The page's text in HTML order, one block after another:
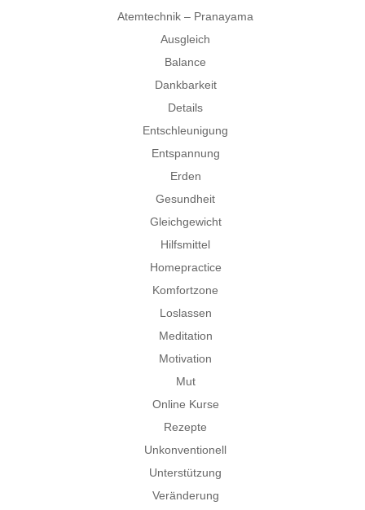
Atemtechnik – Pranayama
Ausgleich
Balance
Dankbarkeit
Details
Entschleunigung
Entspannung
Erden
Gesundheit
Gleichgewicht
Hilfsmittel
Homepractice
Komfortzone
Loslassen
Meditation
Motivation
Mut
Online Kurse
Rezepte
Unkonventionell
Unterstützung
Veränderung